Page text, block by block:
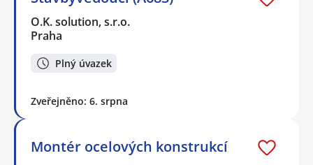
O.K. solution, s.r.o.
Praha
Plný úvazek
Zveřejněno: 6. srpna
Montér ocelových konstrukcí